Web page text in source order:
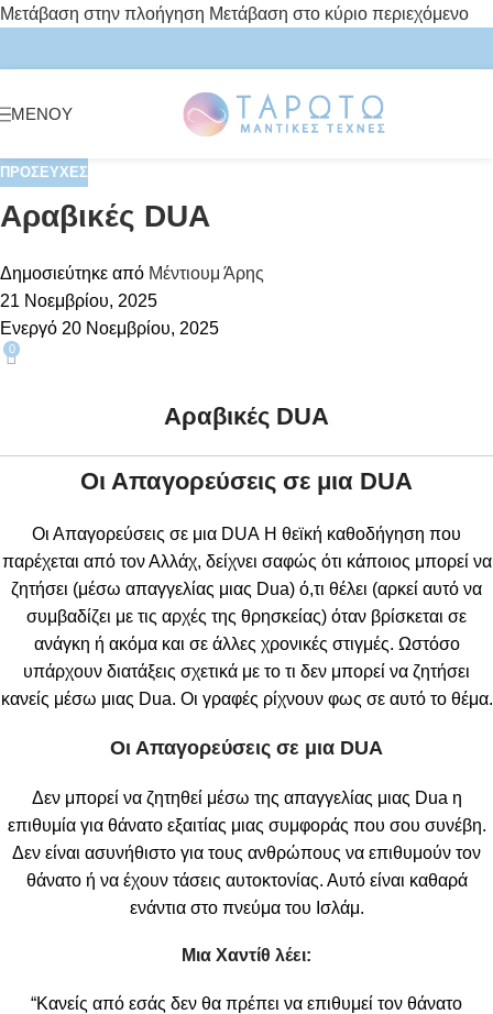
Μετάβαση στην πλοήγηση Μετάβαση στο κύριο περιεχόμενο
ΜΕΝΟΎ
ΠΡΟΣΕΥΧΈΣ
Αραβικές DUA
Δημοσιεύτηκε από Μέντιουμ Άρης
21 Νοεμβρίου, 2025
Ενεργό 20 Νοεμβρίου, 2025
0
Αραβικές DUA
Οι Απαγορεύσεις σε μια DUA
Οι Απαγορεύσεις σε μια DUA Η θεϊκή καθοδήγηση που
παρέχεται από τον Αλλάχ, δείχνει σαφώς ότι κάποιος μπορεί να
ζητήσει (μέσω απαγγελίας μιας Dua) ό,τι θέλει (αρκεί αυτό να
συμβαδίζει με τις αρχές της θρησκείας) όταν βρίσκεται σε
ανάγκη ή ακόμα και σε άλλες χρονικές στιγμές. Ωστόσο
υπάρχουν διατάξεις σχετικά με το τι δεν μπορεί να ζητήσει
κανείς μέσω μιας Dua. Οι γραφές ρίχνουν φως σε αυτό το θέμα.
Οι Απαγορεύσεις σε μια DUA
Δεν μπορεί να ζητηθεί μέσω της απαγγελίας μιας Dua η
επιθυμία για θάνατο εξαιτίας μιας συμφοράς που σου συνέβη.
Δεν είναι ασυνήθιστο για τους ανθρώπους να επιθυμούν τον
θάνατο ή να έχουν τάσεις αυτοκτονίας. Αυτό είναι καθαρά
ενάντια στο πνεύμα του Ισλάμ.
Μια Χαντίθ λέει:
“Κανείς από εσάς δεν θα πρέπει να επιθυμεί τον θάνατο